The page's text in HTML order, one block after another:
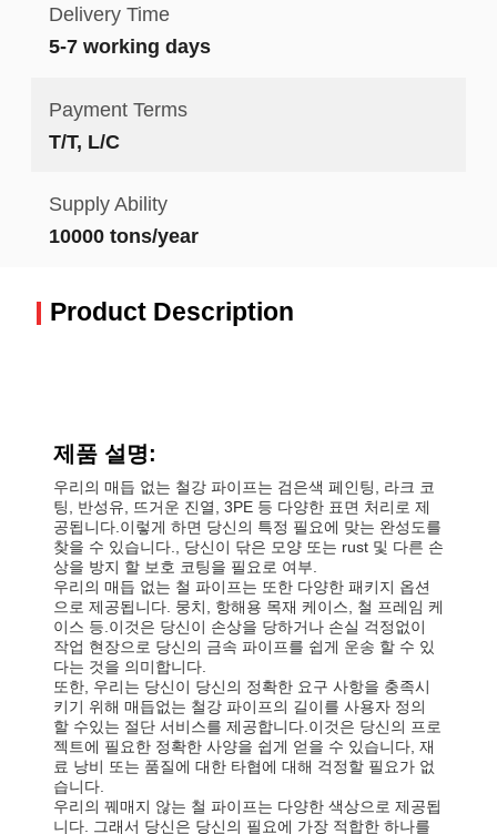
Delivery Time
5-7 working days
Payment Terms
T/T, L/C
Supply Ability
10000 tons/year
Product Description
제품 설명:
우리의 매듭 없는 철강 파이프는 검은색 페인팅, 라크 코
팅, 반성유, 뜨거운 진열, 3PE 등 다양한 표면 처리로 제
공됩니다.이렇게 하면 당신의 특정 필요에 맞는 완성도를
찾을 수 있습니다., 당신이 닦은 모양 또는 rust 및 다른 손
상을 방지 할 보호 코팅을 필요로 여부.
우리의 매듭 없는 철 파이프는 또한 다양한 패키지 옵션
으로 제공됩니다. 뭉치, 항해용 목재 케이스, 철 프레임 케
이스 등.이것은 당신이 손상을 당하거나 손실 걱정없이
작업 현장으로 당신의 금속 파이프를 쉽게 운송 할 수 있
다는 것을 의미합니다.
또한, 우리는 당신이 당신의 정확한 요구 사항을 충족시
키기 위해 매듭없는 철강 파이프의 길이를 사용자 정의
할 수있는 절단 서비스를 제공합니다.이것은 당신의 프로
젝트에 필요한 정확한 사양을 쉽게 얻을 수 있습니다, 재
료 낭비 또는 품질에 대한 타협에 대해 걱정할 필요가 없
습니다.
우리의 꿰매지 않는 철 파이프는 다양한 색상으로 제공됩
니다. 그래서 당신은 당신의 필요에 가장 적합한 하나를